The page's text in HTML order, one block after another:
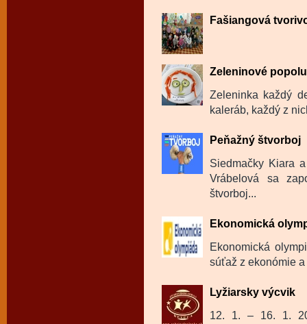
Fašiangová
Zeleninové
Zeleninka každý
kaleráb, každý z
Peňažný štvorboj
Siedmačky Kiara
Vrábelová sa
štvorboj...
Ekonomická
Ekonomická
súťaž z ekonómie
Lyžiarsky výcvik
12. 1. – 16. 1.